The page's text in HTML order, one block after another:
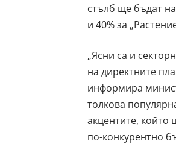
стълб ще бъдат
и 40% за
„Ясни са и
на директните
информира
толкова
акцентите, който
по-конкурентно